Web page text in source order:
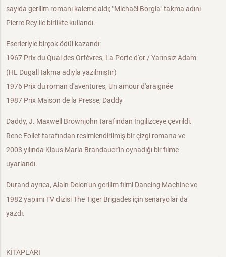
sayıda gerilim romanı kaleme aldı; "Michaël Borgia" takma adını
Pierre Rey ile birlikte kullandı.
Eserleriyle birçok ödül kazandı:
1967 Prix du Quai des Orfèvres, La Porte d'or / Yarınsız Adam
(HL Dugall takma adıyla yazılmıştır)
1976 Prix du roman d'aventures, Un amour d'araignée
1987 Prix Maison de la Presse, Daddy
Daddy, J. Maxwell Brownjohn tarafından İngilizceye çevrildi.
Rene Follet tarafından resimlendirilmiş bir çizgi romana ve
2003 yılında Klaus Maria Brandauer'in oynadığı bir filme
uyarlandı.
Durand ayrıca, Alain Delon'un gerilim filmi Dancing Machine ve
1982 yapımı TV dizisi The Tiger Brigades için senaryolar da
yazdı.
KİTAPLARI